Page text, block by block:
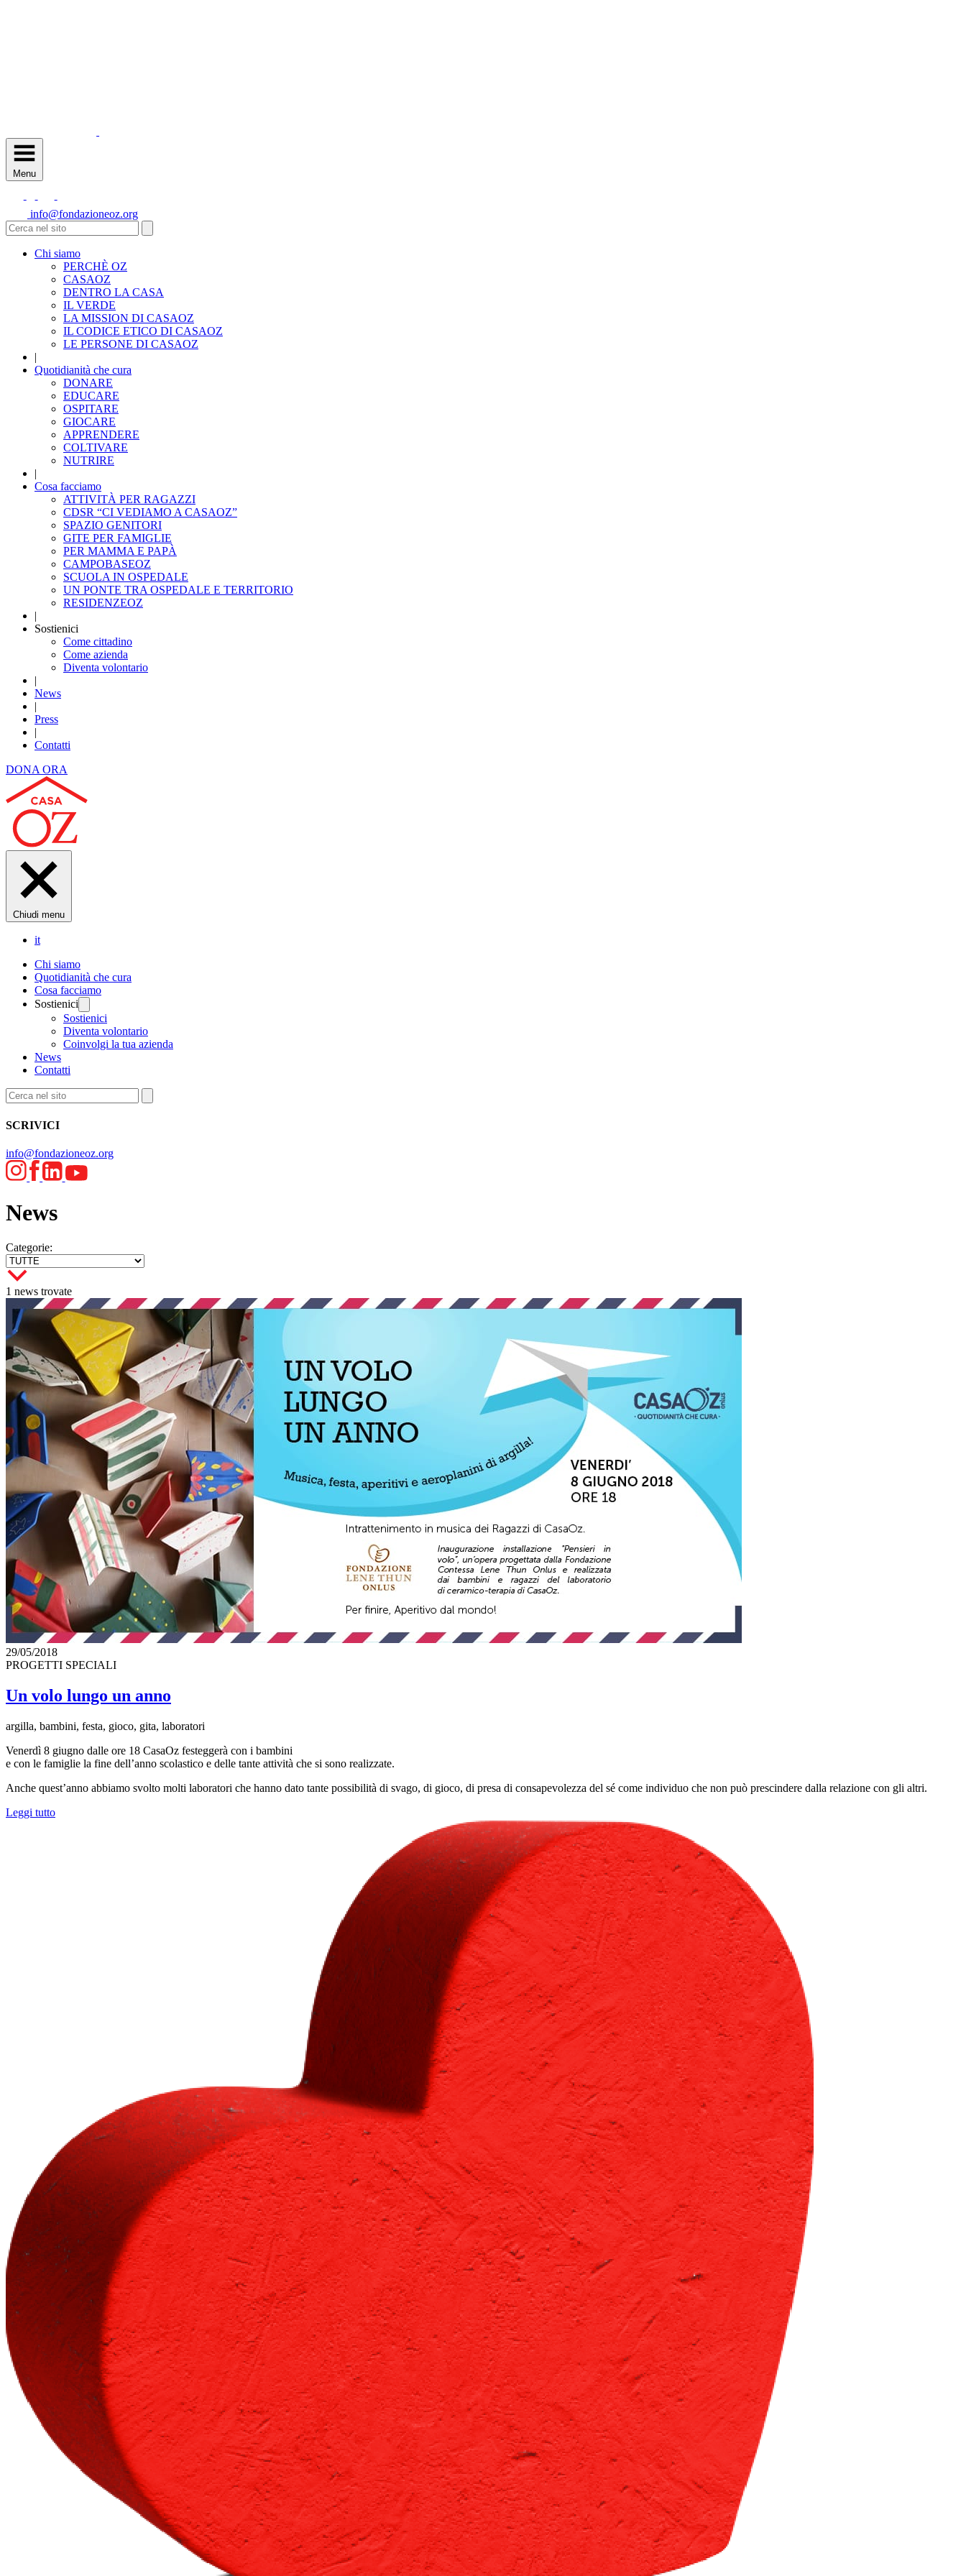
Menu
info@fondazioneoz.org
Chi siamo
PERCHÈ OZ
CASAOZ
DENTRO LA CASA
IL VERDE
LA MISSION DI CASAOZ
IL CODICE ETICO DI CASAOZ
LE PERSONE DI CASAOZ
|
Quotidianità che cura
DONARE
EDUCARE
OSPITARE
GIOCARE
APPRENDERE
COLTIVARE
NUTRIRE
|
Cosa facciamo
ATTIVITÀ PER RAGAZZI
CDSR “CI VEDIAMO A CASAOZ”
SPAZIO GENITORI
GITE PER FAMIGLIE
PER MAMMA E PAPÀ
CAMPOBASEOZ
SCUOLA IN OSPEDALE
UN PONTE TRA OSPEDALE E TERRITORIO
RESIDENZEOZ
|
Sostienici
Come cittadino
Come azienda
Diventa volontario
|
News
|
Press
|
Contatti
DONA ORA
Chiudi menu
it
Chi siamo
Quotidianità che cura
Cosa facciamo
Sostienici
Sostienici
Diventa volontario
Coinvolgi la tua azienda
News
Contatti
SCRIVICI
info@fondazioneoz.org
News
Categorie:
1 news trovate
29/05/2018
PROGETTI SPECIALI
Un volo lungo un anno
argilla, bambini, festa, gioco, gita, laboratori
Venerdì 8 giugno dalle ore 18 CasaOz festeggerà con i bambini
e con le famiglie la fine dell’anno scolastico e delle tante attività che si sono realizzate.
Anche quest’anno abbiamo svolto molti laboratori che hanno dato tante possibilità di svago, di gioco, di presa di consapevolezza del sé come individuo che non può prescindere dalla relazione con gli altri.
Leggi tutto